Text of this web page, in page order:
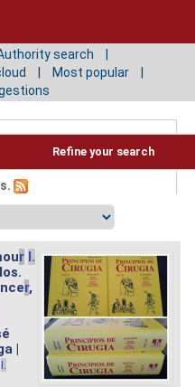
search
Most popular
Refine your search
r I.
r,
|
I.